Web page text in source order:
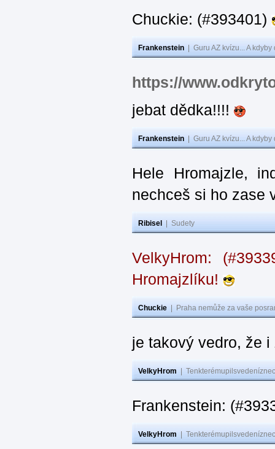
Chuckie: (#393401)
Frankenstein Guru AZ kvízu... A
https://
jebat dědka!!!!
Frankenstein Guru AZ kvízu... A
Hele Hromajzle,
nechceš si ho zase
Ribisel Sudety
VelkyHrom:
Hromajzlíku!
Chuckie Praha nemůže za vaše
je takový vedro, že
VelkyHrom
Frankenstein:
VelkyHrom